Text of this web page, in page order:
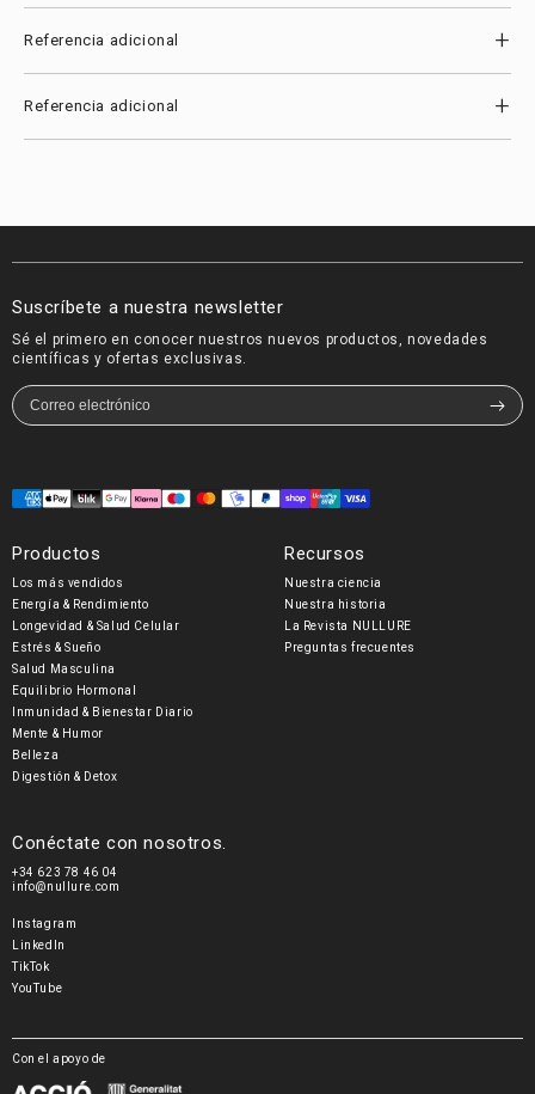
Referencia adicional +
Referencia adicional +
Suscríbete a nuestra newsletter
Sé el primero en conocer nuestros nuevos productos, novedades
científicas y ofertas exclusivas.
Formas
pago
Productos
Los más vendidos
Energía & Rendimiento
Longevidad & Salud Celular
Estrés & Sueño
Salud Masculina
Equilibrio Hormonal
Inmunidad & Bienestar Diario
Mente & Humor
Belleza
Digestión & Detox
Recursos
Nuestra ciencia
Nuestra historia
La Revista NULLURE
Preguntas frecuentes
Conéctate con nosotros.
+34 623 78 46 04
info@nullure.com
Instagram
LinkedIn
TikTok
YouTube
Con el apoyo de